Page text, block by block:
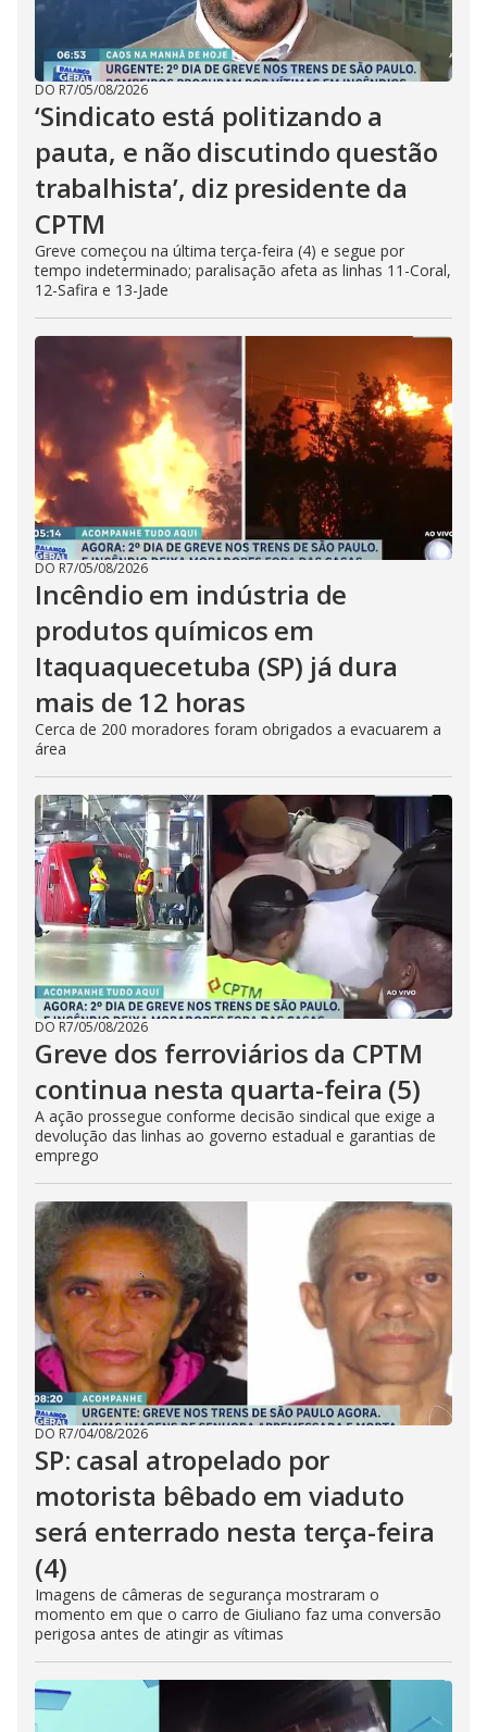
DO R7/05/08/2026
‘Sindicato está politizando a
pauta, e não discutindo questão
trabalhista’, diz presidente da
CPTM
Greve começou na última terça-feira (4) e segue por
tempo indeterminado; paralisação afeta as linhas 11-Coral,
12-Safira e 13-Jade
DO R7/05/08/2026
Incêndio em indústria de
produtos químicos em
Itaquaquecetuba (SP) já dura
mais de 12 horas
Cerca de 200 moradores foram obrigados a evacuarem a
área
DO R7/05/08/2026
Greve dos ferroviários da CPTM
continua nesta quarta-feira (5)
A ação prossegue conforme decisão sindical que exige a
devolução das linhas ao governo estadual e garantias de
emprego
DO R7/04/08/2026
SP: casal atropelado por
motorista bêbado em viaduto
será enterrado nesta terça-feira
(4)
Imagens de câmeras de segurança mostraram o
momento em que o carro de Giuliano faz uma conversão
perigosa antes de atingir as vítimas